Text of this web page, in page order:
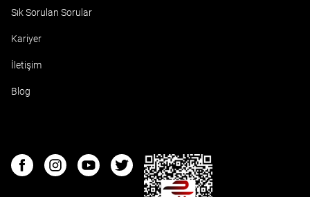
Sık Sorulan Sorular
Kariyer
İletişim
Blog
FacebookInstagramYoutubeTwitter
ETBIS